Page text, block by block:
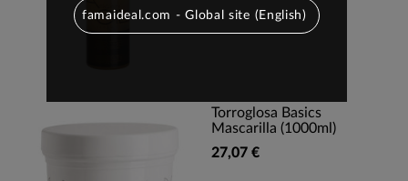
Torroglosa Basics
Mascarilla (1000ml)
27,07 €
famaideal.com - Global site (English)